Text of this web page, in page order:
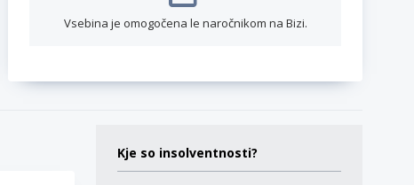
Vsebina je omogočena le naročnikom na Bizi.
Kje so insolventnosti?